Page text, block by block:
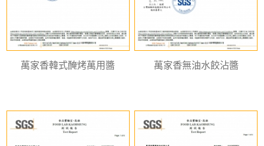
萬家香韓式醃烤萬用醬 萬家香無油水餃沾醬